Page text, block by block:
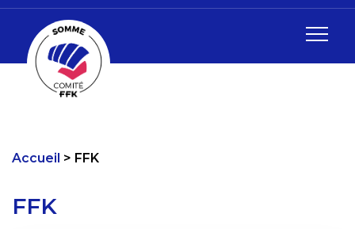
Accueil FFK
FFK